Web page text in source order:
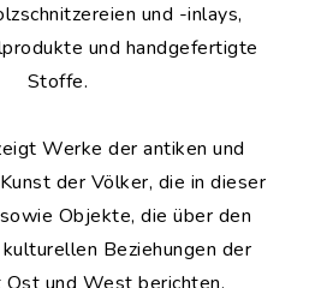
und -inlays,
und handgefertigte
Stoffe.
Werke der antiken und
der Völker, die in dieser
Objekte, die über den
Beziehungen der